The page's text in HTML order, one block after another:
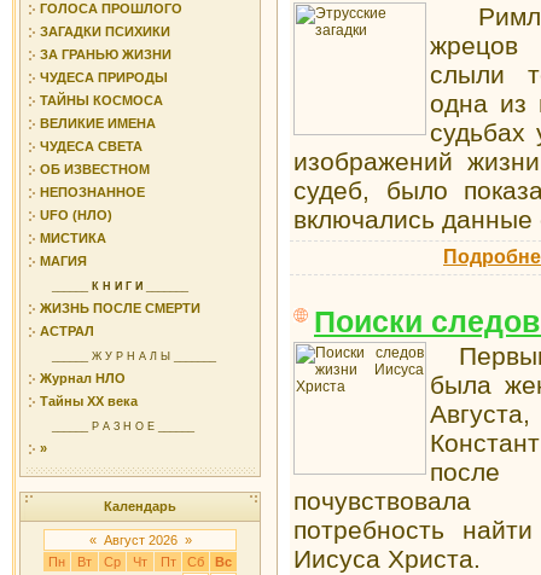
ГОЛОСА ПРОШЛОГО
ЗАГАДКИ ПСИХИКИ
ЗА ГРАНЬЮ ЖИЗНИ
ЧУДЕСА ПРИРОДЫ
ТАЙНЫ КОСМОСА
ВЕЛИКИЕ ИМЕНА
ЧУДЕСА СВЕТА
ОБ ИЗВЕСТНОМ
НЕПОЗНАННОЕ
UFO (НЛО)
МИСТИКА
МАГИЯ
К Н И Г И
ЖИЗНЬ ПОСЛЕ СМЕРТИ
АСТРАЛ
______ Ж У Р Н А Л Ы _______
Журнал НЛО
Тайны ХХ века
______ Р А З Н О Е ______
»
Календарь
« Август 2026 »
Пн
Вт Ср Чт Пт Сб
Вс
жрецов
слыли
одна из
изображений
судеб, было
включались данные
Поиски
была
потребность
Иисуса Христа.